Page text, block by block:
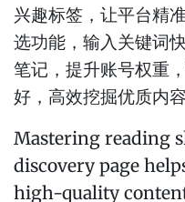
兴趣标签，让平台精
选功能，输入关键词
笔记，提升账号权重
好，高效挖掘优质内容
Mastering reading
discovery page
high-quality